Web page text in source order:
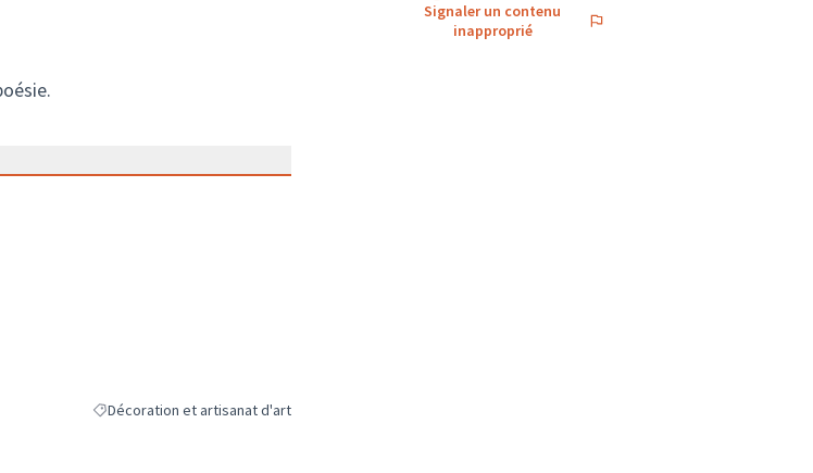
Filtrer les résultats de la catégorie : Décoration et artisanat d'art
Décoration et artisanat d'art
Signaler un contenu
inapproprié